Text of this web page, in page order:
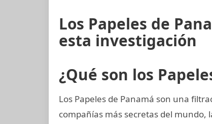
Los Papeles de
esta investigación
¿Qué son los
Los Papeles de Panamá son una
compañías más secretas del mundo,